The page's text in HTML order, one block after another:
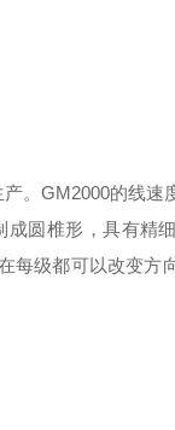
产。GM2000的线速
圆椎形，具有精
每级都可以改变方